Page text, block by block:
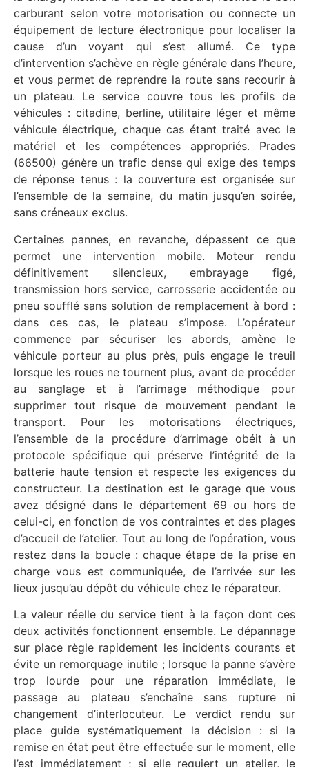
carburant selon votre motorisation ou connecte un
équipement de lecture électronique pour localiser la
cause d’un voyant qui s’est allumé. Ce type
d’intervention s’achève en règle générale dans l’heure,
et vous permet de reprendre la route sans recourir à
un plateau. Le service couvre tous les profils de
véhicules : citadine, berline, utilitaire léger et même
véhicule électrique, chaque cas étant traité avec le
matériel et les compétences appropriés. Prades
(66500) génère un trafic dense qui exige des temps
de réponse tenus : la couverture est organisée sur
l’ensemble de la semaine, du matin jusqu’en soirée,
sans créneaux exclus.
Certaines pannes, en revanche, dépassent ce que
permet une intervention mobile. Moteur rendu
définitivement silencieux, embrayage figé,
transmission hors service, carrosserie accidentée ou
pneu soufflé sans solution de remplacement à bord :
dans ces cas, le plateau s’impose. L’opérateur
commence par sécuriser les abords, amène le
véhicule porteur au plus près, puis engage le treuil
lorsque les roues ne tournent plus, avant de procéder
au sanglage et à l’arrimage méthodique pour
supprimer tout risque de mouvement pendant le
transport. Pour les motorisations électriques,
l’ensemble de la procédure d’arrimage obéit à un
protocole spécifique qui préserve l’intégrité de la
batterie haute tension et respecte les exigences du
constructeur. La destination est le garage que vous
avez désigné dans le département 69 ou hors de
celui-ci, en fonction de vos contraintes et des plages
d’accueil de l’atelier. Tout au long de l’opération, vous
restez dans la boucle : chaque étape de la prise en
charge vous est communiquée, de l’arrivée sur les
lieux jusqu’au dépôt du véhicule chez le réparateur.
La valeur réelle du service tient à la façon dont ces
deux activités fonctionnent ensemble. Le dépannage
sur place règle rapidement les incidents courants et
évite un remorquage inutile ; lorsque la panne s’avère
trop lourde pour une réparation immédiate, le
passage au plateau s’enchaîne sans rupture ni
changement d’interlocuteur. Le verdict rendu sur
place guide systématiquement la décision : si la
remise en état peut être effectuée sur le moment, elle
l’est immédiatement ; si elle requiert un atelier, le